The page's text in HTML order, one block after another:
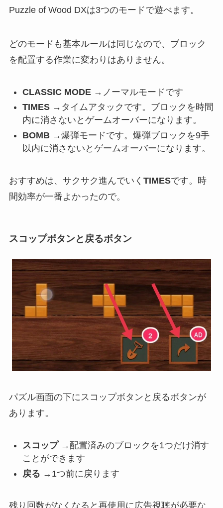
Puzzle of Wood DXは3つのモードで遊べます。
どのモードも基本ルールは同じなので、ブロック
を配置する作業に変わりはありません。
CLASSIC MODE→ノーマルモードです
TIMES→タイムアタックです。ブロックを時間
内に消さないとゲームオーバーになります。
BOMB→爆弾モードです。爆弾ブロックを9手
以内に消さないとゲームオーバーになります。
おすすめは、サクサク進んでいく TIMESです。 時
間効率が一番よかったので。
スコップボタンと戻るボタン
パズル画面の下にスコップボタンと戻るボタンが
あります。
スコップ→配置済みのブロックを1つだけ消す
ことができます
戻る →1つ前に戻ります
残り回数がなくなると再使用に広告視聴が必要な